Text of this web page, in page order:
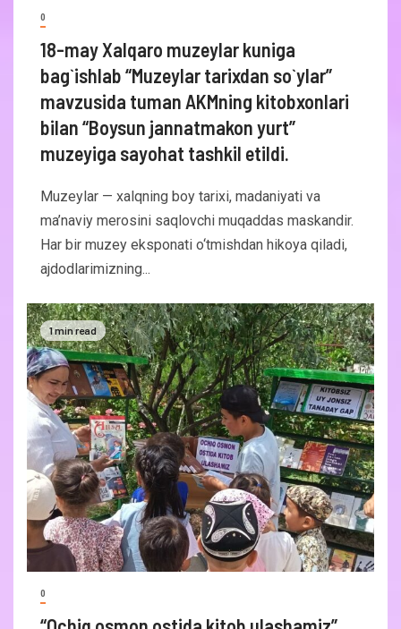
0
18-may Xalqaro muzeylar kuniga
bag`ishlab “Muzeylar tarixdan so`ylar”
mavzusida tuman AKMning kitobxonlari
bilan “Boysun jannatmakon yurt”
muzeyiga sayohat tashkil etildi.
Muzeylar — xalqning boy tarixi, madaniyati va
ma’naviy merosini saqlovchi muqaddas maskandir.
Har bir muzey eksponati o‘tmishdan hikoya qiladi,
ajdodlarimizning...
1 min read
0